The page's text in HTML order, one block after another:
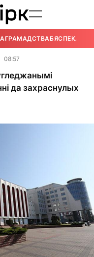
ГРАМАДСТВАБЯСПЕКА
08:57
да захраснулых